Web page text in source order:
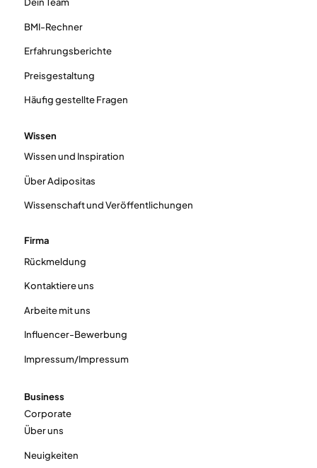
BMI-Rechner
Erfahrungsberichte
Preisgestaltung
Häufig gestellte Fragen
Wissen
Wissen und Inspiration
Über Adipositas
Wissenschaft und Veröffentlichungen
Firma
Rückmeldung
Kontaktiere uns
Arbeite mit uns
Influencer-Bewerbung
Impressum/Impressum
Business
Corporate
Über uns
Neuigkeiten